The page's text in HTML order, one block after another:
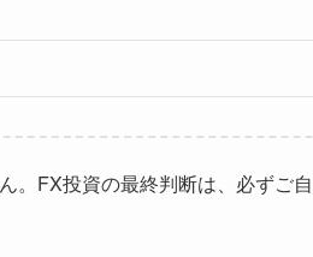
。FX投資の最終判断は、必ずご